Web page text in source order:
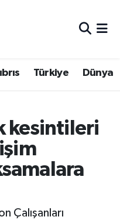
Türkiye Dünya
kesintileri
Çalışanları
Fikstür